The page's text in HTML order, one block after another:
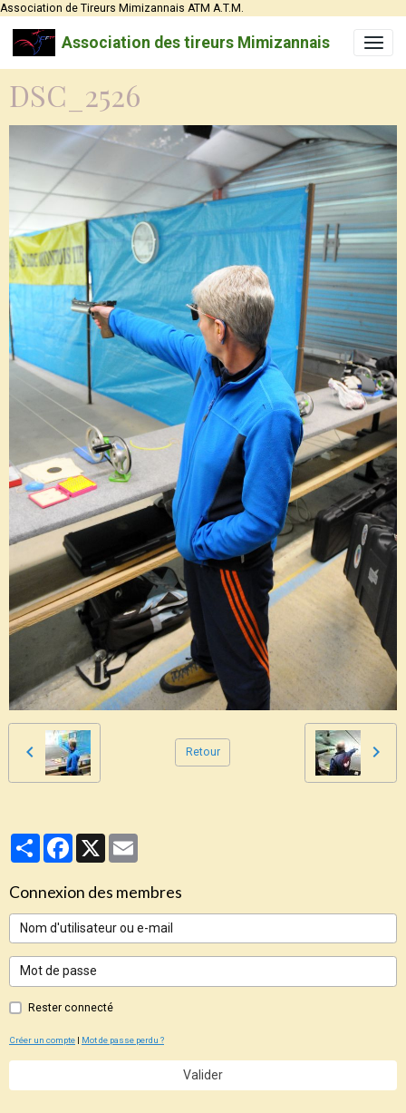
Association de Tireurs Mimizannais ATM A.T.M.
Association des tireurs Mimizannais
DSC_2526
Retour
PartagerFacebook
X
Connexion des membres
Rester connecté
Créer un compte | Mot de passe perdu ?
Valider